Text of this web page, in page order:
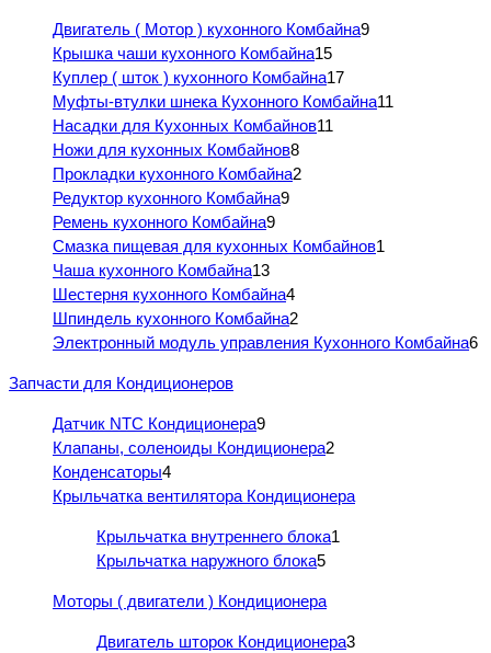
Двигатель ( Мотор ) кухонного Комбайна9
Крышка чаши кухонного Комбайна15
Куплер ( шток ) кухонного Комбайна17
Муфты-втулки шнека Кухонного Комбайна11
Насадки для Кухонных Комбайнов11
Ножи для кухонных Комбайнов8
Прокладки кухонного Комбайна2
Редуктор кухонного Комбайна9
Ремень кухонного Комбайна9
Смазка пищевая для кухонных Комбайнов1
Чаша кухонного Комбайна13
Шестерня кухонного Комбайна4
Шпиндель кухонного Комбайна2
Электронный модуль управления Кухонного Комбайна6
Запчасти для Кондиционеров
Датчик NTC Кондиционера9
Клапаны, соленоиды Кондиционера2
Конденсаторы4
Крыльчатка вентилятора Кондиционера
Крыльчатка внутреннего блока1
Крыльчатка наружного блока5
Моторы ( двигатели ) Кондиционера
Двигатель шторок Кондиционера3